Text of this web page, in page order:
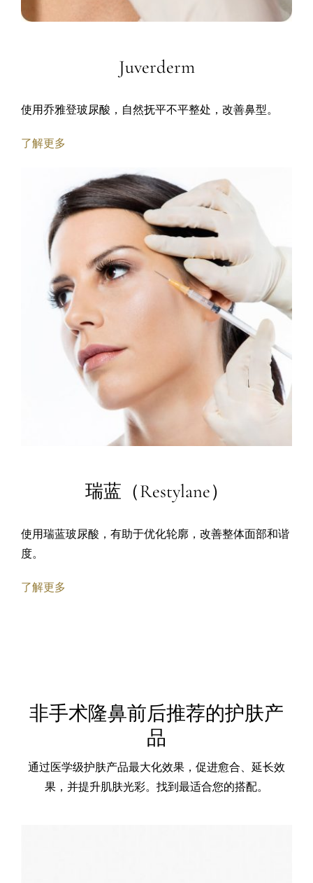
Juverderm
使用乔雅登玻尿酸，自然抚平不平整处，改善鼻型。
了解更多
瑞蓝（Restylane）
使用瑞蓝玻尿酸，有助于优化轮廓，改善整体面部和谐
度。
了解更多
非手术隆鼻前后推荐的护肤产
品
通过医学级护肤产品最大化效果，促进愈合、延长效
果，并提升肌肤光彩。找到最适合您的搭配。